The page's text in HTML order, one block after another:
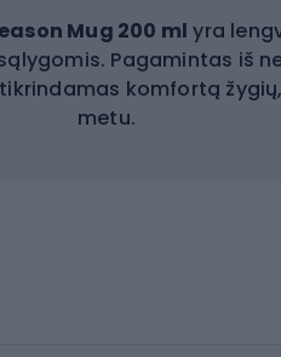
Mug 200 ml yra
Pagamintas iš
komfortą
metu.